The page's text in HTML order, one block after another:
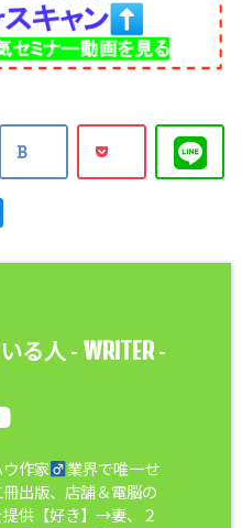
る人 - WRITER-
作家
業界で唯一せ
冊出版、店舗＆電脳の
供【好き】→妻、２